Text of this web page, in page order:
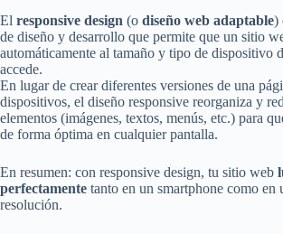
El responsive design (o diseño web adaptable)
de diseño y desarrollo que permite que un sitio
automáticamente al tamaño y tipo de dispositivo
accede.
En lugar de crear diferentes versiones de una
dispositivos, el diseño responsive reorganiza y
elementos (imágenes, textos, menús, etc.) para
de forma óptima en cualquier pantalla.
En resumen: con responsive design, tu sitio web
perfectamente tanto en un smartphone como en
resolución.